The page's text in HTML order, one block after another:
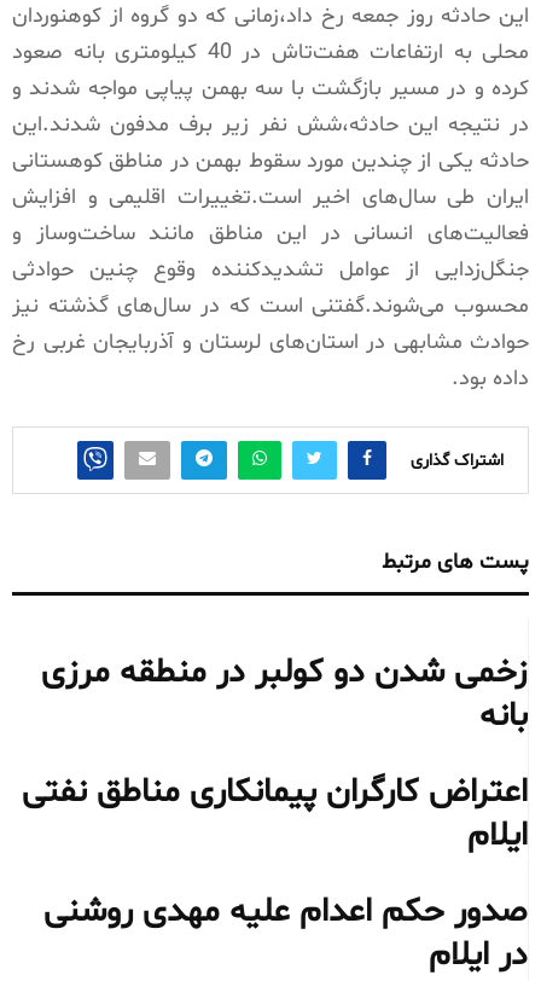
این حادثه روز جمعه رخ داد،زمانی که دو گروه از کوهنوردان
محلی به ارتفاعات هفت‌تاش در 40 کیلومتری بانه صعود
کرده و در مسیر بازگشت با سه بهمن پیاپی مواجه شدند و
در نتیجه این حادثه،شش نفر زیر برف مدفون شدند.این
حادثه یکی از چندین مورد سقوط بهمن در مناطق کوهستانی
ایران طی سال‌های اخیر است.تغییرات اقلیمی و افزایش
فعالیت‌های انسانی در این مناطق مانند ساخت‌وساز و
جنگل‌زدایی از عوامل تشدیدکننده وقوع چنین حوادثی
محسوب می‌شوند.گفتنی است که در سال‌های گذشتە نیز
حوادث مشابهی در استان‌های لرستان و آذربایجان غربی رخ
دادە بود.
اشتراک گذاری
پست های مرتبط
زخمی شدن دو کولبر در منطقه مرزی
بانه
اعتراض کارگران پیمانکاری مناطق نفتی
ایلام
صدور حکم اعدام علیه مهدی روشنی
در ایلام